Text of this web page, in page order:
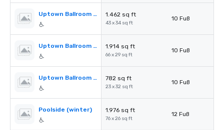
Uptown Ballroom Section A 1.462 sq ft
43 x 34 sq ft
10 Fuß
Uptown Ballroom Section B 1.914 sq ft
66 x 29 sq ft
10 Fuß
Uptown Ballroom Section C 782 sq ft
23 x 32 sq ft
10 Fuß
Poolside (winter) 1.976 sq ft
76 x 26 sq ft
12 Fuß